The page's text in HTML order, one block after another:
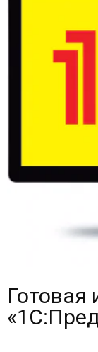
Готовая